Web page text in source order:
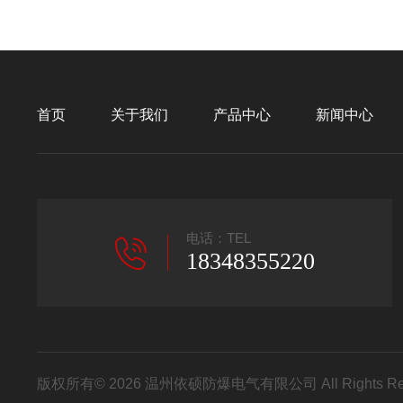
首页 关于我们 产品中心 新闻中心
电话：TEL
18348355220
版权所有© 2026 温州依硕防爆电气有限公司 All Rights